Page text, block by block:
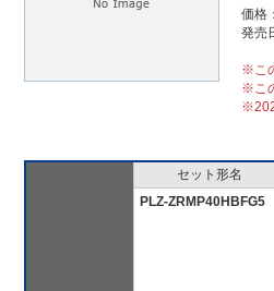
価格
発売
※こ
※こ
セット形名
PLZ-ZRMP40HBFG5